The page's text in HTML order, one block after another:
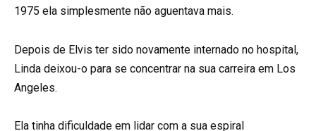
1975 ela simplesmente não aguentava mais.
Depois de Elvis ter sido novamente internado no hospital,
Linda deixou-o para se concentrar na sua carreira em Los
Angeles.
Ela tinha dificuldade em lidar com a sua espiral